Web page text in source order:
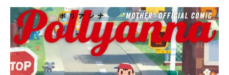
進化するPCとデバイスの未来
好きが集まる 比べて選べる
ビジネスと働き方のヒント